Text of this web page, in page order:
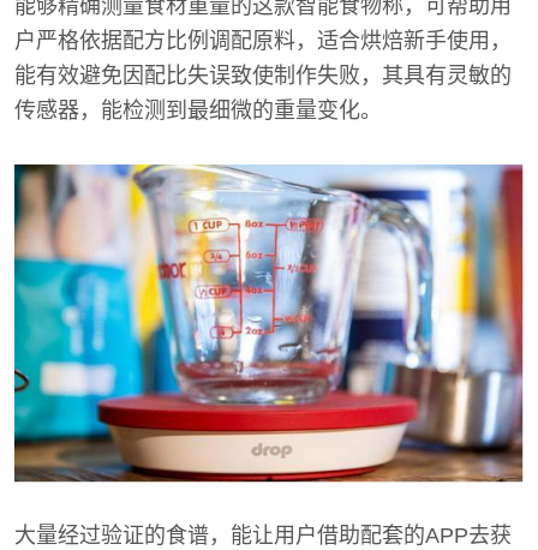
能够精确测量食材重量的这款智能食物称，可帮助用
户严格依据配方比例调配原料，适合烘焙新手使用，
能有效避免因配比失误致使制作失败，其具有灵敏的
传感器，能检测到最细微的重量变化。
大量经过验证的食谱，能让用户借助配套的APP去获